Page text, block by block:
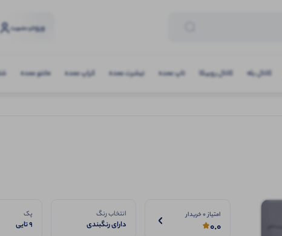
ورودو عضویت
کانال بله کانال روبیکا تاپ عمده تیشرت عمده کراپ عمده مانتو عمده
امتیاز 0 خریدار
0.0
انتخاب رنگ
دارای رنگبندی
پک
9 تایی